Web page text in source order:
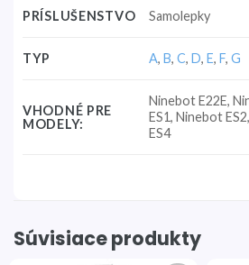
PRÍSLUŠENSTVO Samolepky
TYP A,B,C,D,E,F,G
VHODNÉ PRE
MODELY:
Ninebot E22E,
ES1, Ninebot
ES4
Súvisiace produkty